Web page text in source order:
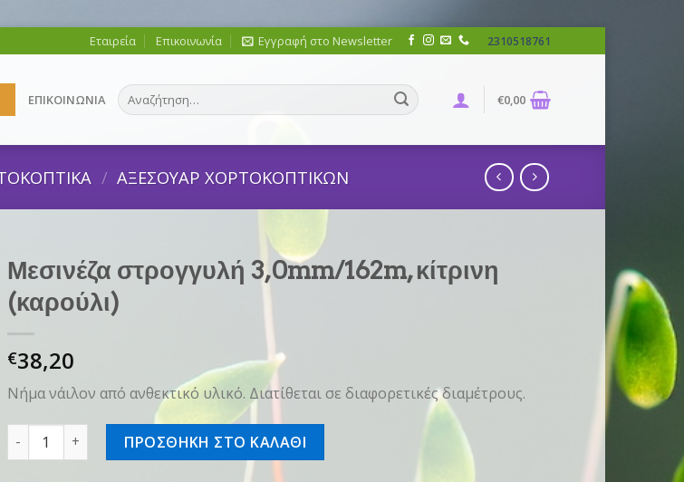
Εταιρεία Επικοινωνία Εγγραφή στο Newsletter 2310518761
ΕΠΙΚΟΙΝΩΝΙΑ
Αναζήτηση
για:
€0,00
/ ΑΞΕΣΟΥΑΡ ΧΟΡΤΟΚΟΠΤΙΚΩΝ
Μεσινέζα στρογγυλή 3,0mm/162m, κίτρινη
(καρούλι)
€38,20
Νήμα νάιλον από ανθεκτικό υλικό. Διατίθεται σε διαφορετικές διαμέτρους.
Μεσινέζα στρογγυλή 3,0mm/162m, κίτρινη (καρούλι) ποσότητα
ΠΡΟΣΘΗΚΗ ΣΤΟ ΚΑΛΑΘΙ